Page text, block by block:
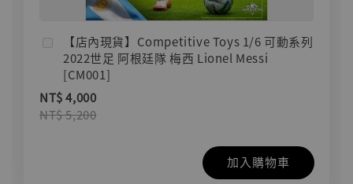
【店內現貨】Competitive Toys 1/6 可動系列
2022世足 阿根廷隊 梅西 Lionel Messi
[CM001]
NT$ 4,000
NT$ 5,200
加入購物車